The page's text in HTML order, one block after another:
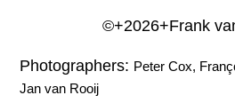
©+2026+Frank
Photographers: Peter Cox,
Jan van Rooij